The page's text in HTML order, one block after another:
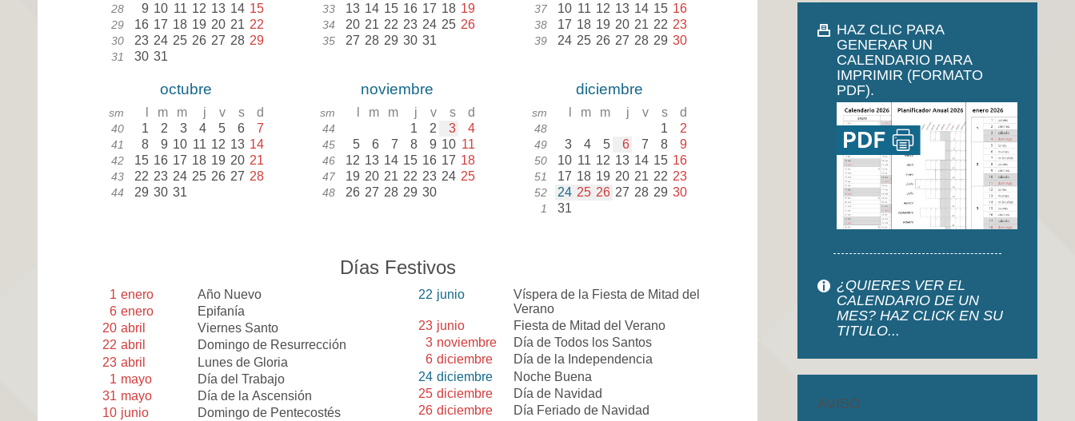
28 9 10 11 12 13 14 15
29 16 17 18 19 20 21 22
30 23 24 25 26 27 28 29
31 30 31
33 13 14 15 16 17 18 19
34 20 21 22 23 24 25 26
35 27 28 29 30 31
37 10 11 12 13 14 15 16
38 17 18 19 20 21 22 23
39 24 25 26 27 28 29 30
octubre
sm m m j v s d
40 1 2 3 4 5 6 7
41 8 9 10 11 12 13 14
42 15 16 17 18 19 20 21
43 22 23 24 25 26 27 28
44 29 30 31
noviembre
sm m m j v s d
44 1 2 3 4
45 5 6 7 8 9 10 11
46 12 13 14 15 16 17 18
47 19 20 21 22 23 24 25
48 26 27 28 29 30
diciembre
sm m m j v s d
48 1 2
49 3 4 5 6 7 8 9
50 10 11 12 13 14 15 16
51 17 18 19 20 21 22 23
52 24 25 26 27 28 29 30
1 31
Días Festivos
1 enero
Año Nuevo
6 enero
Epifanía
20 abril
Viernes Santo
22 abril
Domingo de Resurrección
23 abril
Lunes de Gloria
1 mayo
Día del Trabajo
31 mayo
Día de la Ascensión
10 junio Domingo de Pentecostés
22 junio
Víspera de la Fiesta de Mitad del
Verano
23 junio
Fiesta de Mitad del Verano
3 noviembre
Día de Todos los Santos
6 diciembre
Día de la Independencia
24 diciembre
Noche Buena
25 diciembre
Día de Navidad
26 diciembre Día Feriado de Navidad
HAZ CLIC PARA
GENERAR UN
CALENDARIO PARA
IMPRIMIR (FORMATO
PDF).
¿QUIERES VER EL
CALENDARIO DE UN
MES? HAZ CLICK EN SU
TITULO...
AVISO